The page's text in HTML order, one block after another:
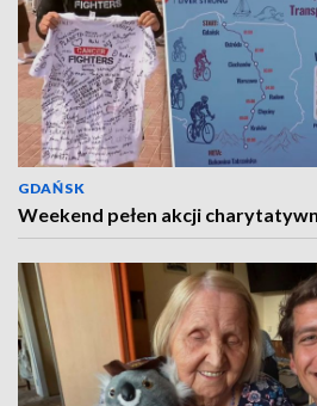
GDAŃSK
Weekend pełen akcji